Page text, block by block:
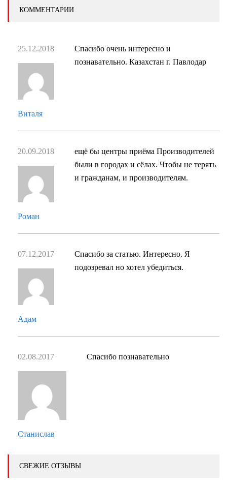
КОММЕНТАРИИ
25.12.2018
Виталя
Спасибо очень интересно и
познавательно. Казахстан г. Павлодар
20.09.2018
Роман
ещё бы центры приёма Производителей
были в городах и сёлах. Чтобы не терять
и гражданам, и производителям.
07.12.2017
Адам
Спасибо за статью. Интересно. Я
подозревал но хотел убедиться.
02.08.2017
Станислав
Спасибо познавательно
СВЕЖИЕ ОТЗЫВЫ